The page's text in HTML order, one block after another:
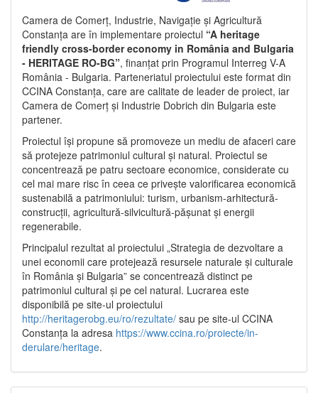
Camera de Comerț, Industrie, Navigație și Agricultură
Constanța are în implementare proiectul “A heritage
friendly cross-border economy in România and Bulgaria
- HERITAGE RO-BG”, finanțat prin Programul Interreg V-A
România - Bulgaria. Parteneriatul proiectului este format din
CCINA Constanța, care are calitate de leader de proiect, iar
Camera de Comerț și Industrie Dobrich din Bulgaria este
partener.
Proiectul își propune să promoveze un mediu de afaceri care
să protejeze patrimoniul cultural și natural. Proiectul se
concentrează pe patru sectoare economice, considerate cu
cel mai mare risc în ceea ce privește valorificarea economică
sustenabilă a patrimoniului: turism, urbanism-arhitectură-
construcții, agricultură-silvicultură-pășunat și energii
regenerabile.
Principalul rezultat al proiectului „Strategia de dezvoltare a
unei economii care protejează resursele naturale și culturale
în România și Bulgaria” se concentrează distinct pe
patrimoniul cultural și pe cel natural. Lucrarea este
disponibilă pe site-ul proiectului
http://heritagerobg.eu/ro/rezultate/ sau pe site-ul CCINA
Constanța la adresa https://www.ccina.ro/proiecte/in-
derulare/heritage.